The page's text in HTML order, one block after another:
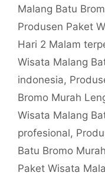
Malang Batu
Produsen Paket
Hari 2 Malam
Wisata Malang
indonesia,
Bromo Murah
Wisata Malang
profesional,
Batu Bromo
Paket Wisata